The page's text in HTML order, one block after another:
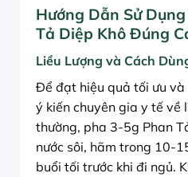
Hướng Dẫn Sử
Tả Diệp Khô Đúng
Liều Lượng và Cách
Để đạt hiệu quả tối ưu
ý kiến chuyên gia y tế về
thường, pha 3-5g Phan
nước sôi, hãm trong 10-
buổi tối trước khi đi ngủ.